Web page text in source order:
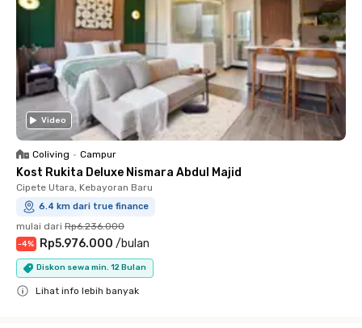
Video
Coliving • Campur
Kost Rukita Deluxe Nismara Abdul Majid
Cipete Utara, Kebayoran Baru
6.4 km dari true finance
mulai dari Rp6.236.000
-4% Rp5.976.000 /bulan
Diskon sewa min. 12 Bulan
Lihat info lebih banyak